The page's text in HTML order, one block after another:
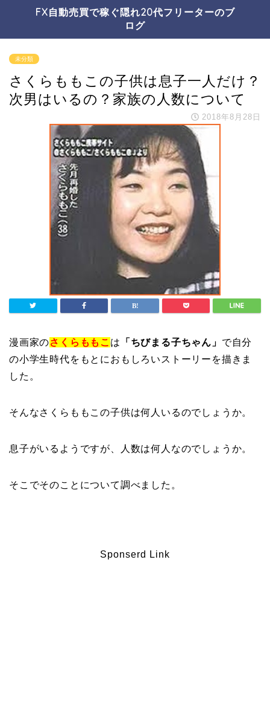
FX自動売買で稼ぐ隠れ20代フリーターのブ
ログ
未分類
さくらももこの子供は息子一人だけ？
次男はいるの？家族の人数について
2018年8月28日
漫画家のさくらももこ は 「ちびまる子ちゃん」 で自分
の小学生時代をもとにおもしろいストーリーを描きま
した。
そんなさくらももこの子供は何人いるのでしょうか。
息子がいるようですが、人数は何人なのでしょうか。
そこでそのことについて調べました。
Sponserd Link